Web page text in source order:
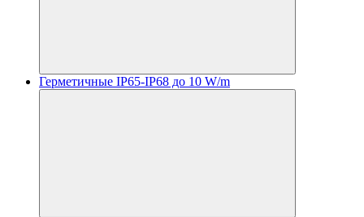
Герметичные IP65-IP68 до 10 W/m